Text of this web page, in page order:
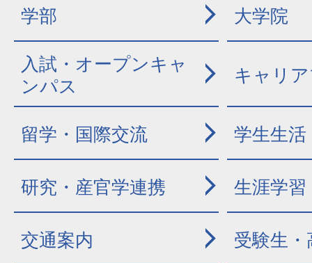
学部 大学院
入試・オープンキャ
ンパス
キャリ
留学・国際交流 学生生活
研究・産官学連携 生涯学習
交通案内 受験生